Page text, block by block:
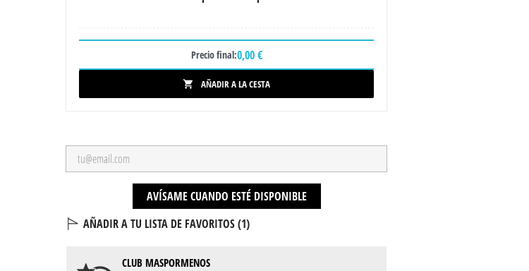
Precio final:0,00 €
 AÑADIR A LA CESTA
AVÍSAME CUANDO ESTÉ DISPONIBLE
AÑADIR A TU LISTA DE FAVORITOS (1)
CLUB MASPORMENOS